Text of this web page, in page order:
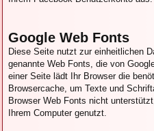
Google Web Fonts
Diese Seite nutzt zur einheitlichen
genannte Web Fonts, die von
einer Seite lädt Ihr Browser die
Browsercache, um Texte und
Browser Web Fonts nicht
Ihrem Computer genutzt.